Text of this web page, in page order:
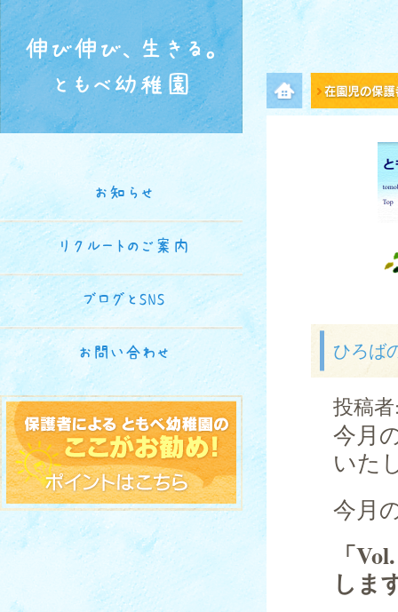
伸び伸び、生きる。
ともべ幼稚園
メニュー項目
ひろば
投稿
今月
いた
今月
「
しま
お知らせ
リクルートのご案内
ブログとSNS
お問い合わせ